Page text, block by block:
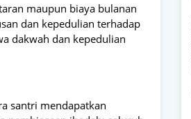
maupun biaya bulanan
dan kepedulian terhadap
dakwah dan kepedulian
santri mendapatkan